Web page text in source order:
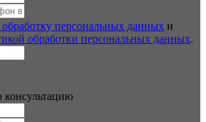
обработку персональных данных и
обработки персональных данных.
консультацию